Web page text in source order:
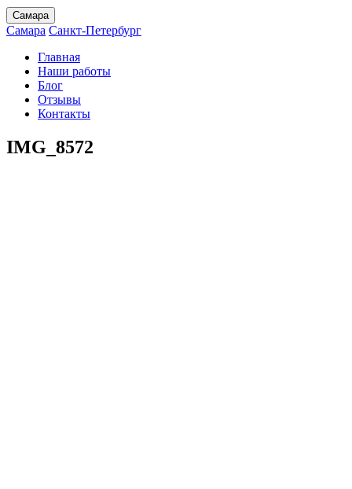
Самара
Самара Санкт-Петербург
Главная
Наши работы
Блог
Отзывы
Контакты
IMG_8572